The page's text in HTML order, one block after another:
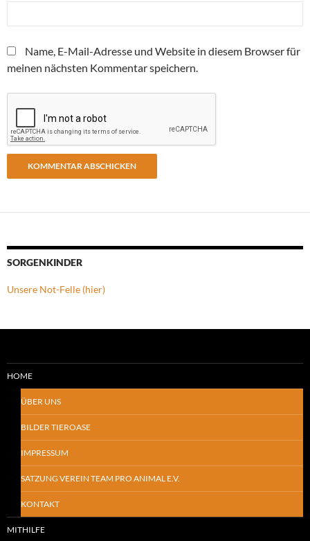
Name, E-Mail-Adresse und Website in diesem Browser für
meinen nächsten Kommentar speichern.
SORGENKINDER
Unsere Not-Felle (hier)
HOME
ÜBER UNS
BILDER TIEROASE
IMPRESSUM
SATZUNG VEREIN TEAM PRO ANIMAL E.V.
KONTAKT
MITHILFE